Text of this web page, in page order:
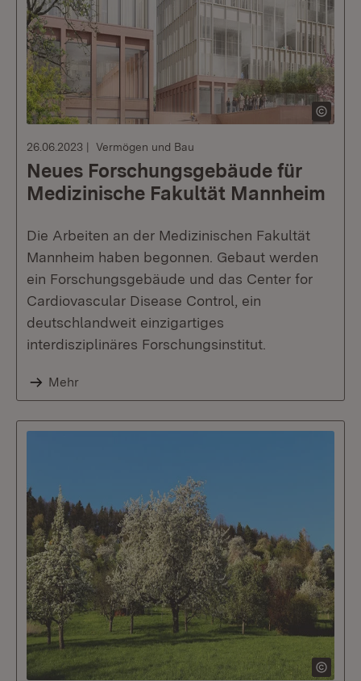
26.06.2023 Vermögen und Bau
Neues Forschungsgebäude für
Medizinische Fakultät Mannheim
Die Arbeiten an der Medizinischen Fakultät
Mannheim haben begonnen. Gebaut werden
ein Forschungsgebäude und das Center for
Cardiovascular Disease Control, ein
deutschlandweit einzigartiges
interdisziplinäres Forschungsinstitut.
Mehr